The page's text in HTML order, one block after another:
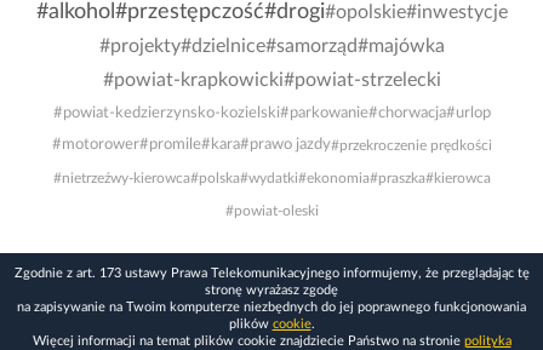
#alkohol #przestępczość#drogi#opolskie#inwestycje
#projekty#dzielnice#samorząd#majówka
#powiat-krapkowicki#powiat-strzelecki
#powiat-kedzierzynsko-kozielski#parkowanie#chorwacja#urlop
#motorower#promile#kara#prawo jazdy#przekroczenie prędkości
#nietrzeźwy-kierowca#polska#wydatki#ekonomia#praszka#kierowca
#powiat-oleski
Zgodnie z art. 173 ustawy Prawa Telekomunikacyjnego informujemy, że przeglądając tę
stronę wyrażasz zgodę
na zapisywanie na Twoim komputerze niezbędnych do jej poprawnego funkcjonowania
plików cookie.
Więcej informacji na temat plików cookie znajdziecie Państwo na stronie polityka